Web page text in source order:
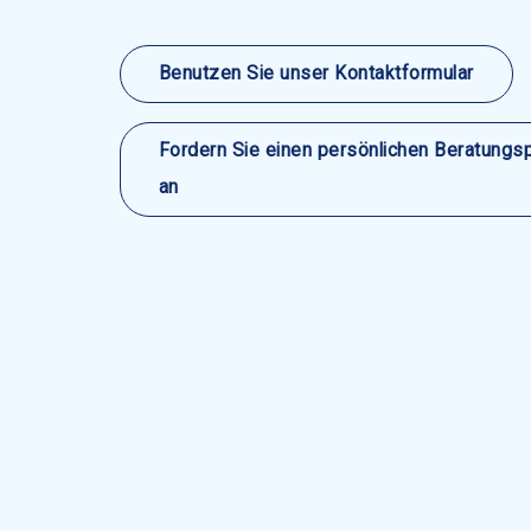
Benutzen Sie unser Kontaktformular
Fordern Sie einen persönlichen
an